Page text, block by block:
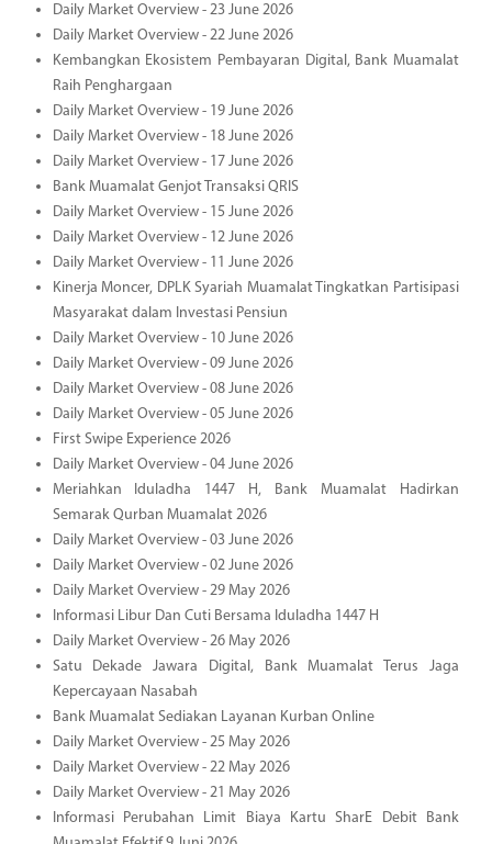
Daily Market Overview - 23 June 2026
Daily Market Overview - 22 June 2026
Kembangkan Ekosistem Pembayaran Digital, Bank Muamalat
Raih Penghargaan
Daily Market Overview - 19 June 2026
Daily Market Overview - 18 June 2026
Daily Market Overview - 17 June 2026
Bank Muamalat Genjot Transaksi QRIS
Daily Market Overview - 15 June 2026
Daily Market Overview - 12 June 2026
Daily Market Overview - 11 June 2026
Kinerja Moncer, DPLK Syariah Muamalat Tingkatkan Partisipasi
Masyarakat dalam Investasi Pensiun
Daily Market Overview - 10 June 2026
Daily Market Overview - 09 June 2026
Daily Market Overview - 08 June 2026
Daily Market Overview - 05 June 2026
First Swipe Experience 2026
Daily Market Overview - 04 June 2026
Meriahkan Iduladha 1447 H, Bank Muamalat Hadirkan
Semarak Qurban Muamalat 2026
Daily Market Overview - 03 June 2026
Daily Market Overview - 02 June 2026
Daily Market Overview - 29 May 2026
Informasi Libur Dan Cuti Bersama Iduladha 1447 H
Daily Market Overview - 26 May 2026
Satu Dekade Jawara Digital, Bank Muamalat Terus Jaga
Kepercayaan Nasabah
Bank Muamalat Sediakan Layanan Kurban Online
Daily Market Overview - 25 May 2026
Daily Market Overview - 22 May 2026
Daily Market Overview - 21 May 2026
Informasi Perubahan Limit Biaya Kartu SharE Debit Bank